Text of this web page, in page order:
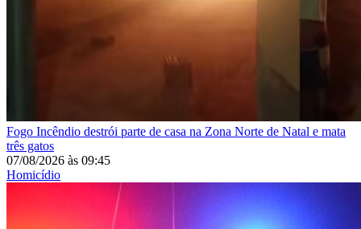
Fogo Incêndio destrói parte de casa na Zona Norte de Natal e mata
três gatos
07/08/2026 às 09:45
Homicídio